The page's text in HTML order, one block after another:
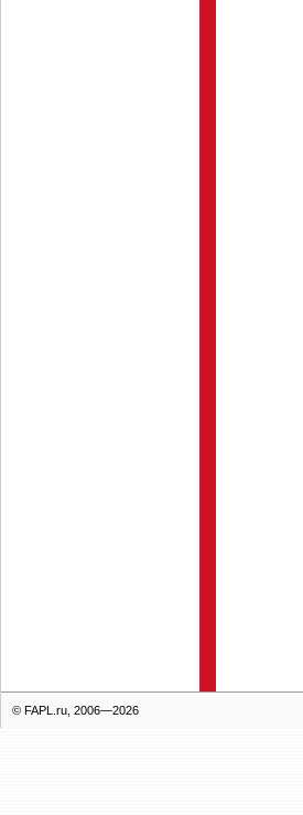
© FAPL.ru, 2006—2026